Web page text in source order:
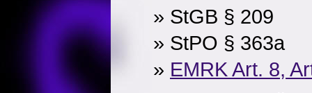
» StGB § 209
» StPO § 363a
» EMRK Art. 8,